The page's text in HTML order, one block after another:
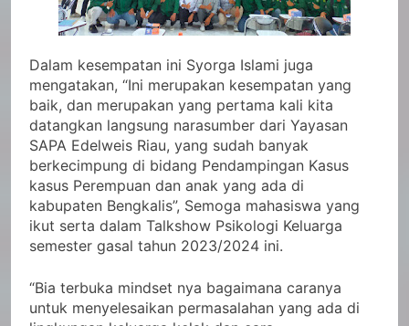
Dalam kesempatan ini Syorga Islami juga
mengatakan, “Ini merupakan kesempatan yang
baik, dan merupakan yang pertama kali kita
datangkan langsung narasumber dari Yayasan
SAPA Edelweis Riau, yang sudah banyak
berkecimpung di bidang Pendampingan Kasus
kasus Perempuan dan anak yang ada di
kabupaten Bengkalis”, Semoga mahasiswa yang
ikut serta dalam Talkshow Psikologi Keluarga
semester gasal tahun 2023/2024 ini.
“Bia terbuka mindset nya bagaimana caranya
untuk menyelesaikan permasalahan yang ada di